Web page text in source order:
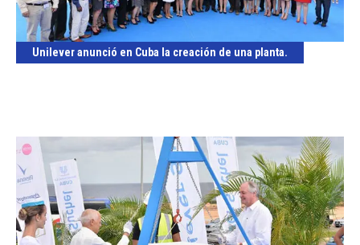
Unilever anunció en Cuba la creación de una planta.